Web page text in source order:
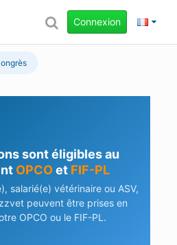
Connexion
sont éligibles au
OPCOet FIF-PL
salarié(e) vétérinaire ou ASV,
peuvent être prises en
OPCO ou le FIF-PL.